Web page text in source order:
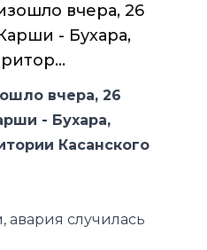
вчера, 26
- Бухара,
вчера, 26
- Бухара,
Касанского
случилась